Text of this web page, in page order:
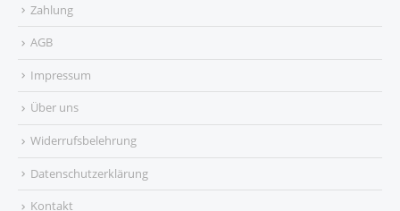
Zahlung
AGB
Impressum
Über uns
Widerrufsbelehrung
Datenschutzerklärung
Kontakt